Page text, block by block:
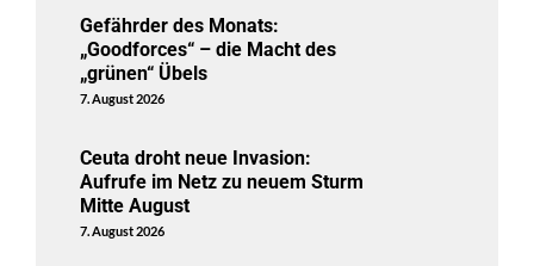
Gefährder des Monats:
„Goodforces“ – die Macht des
„grünen“ Übels
7. August 2026
Ceuta droht neue Invasion:
Aufrufe im Netz zu neuem Sturm
Mitte August
7. August 2026